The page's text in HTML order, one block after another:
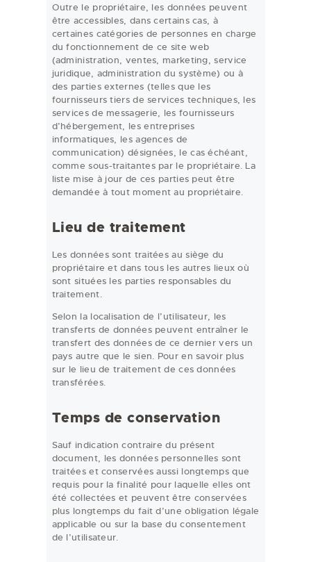
Outre le propriétaire, les données peuvent
être accessibles, dans certains cas, à
certaines catégories de personnes en charge
du fonctionnement de ce site web
(administration, ventes, marketing, service
juridique, administration du système) ou à
des parties externes (telles que les
fournisseurs tiers de services techniques, les
services de messagerie, les fournisseurs
d’hébergement, les entreprises
informatiques, les agences de
communication) désignées, le cas échéant,
comme sous-traitantes par le propriétaire. La
liste mise à jour de ces parties peut être
demandée à tout moment au propriétaire.
Lieu de traitement
Les données sont traitées au siège du
propriétaire et dans tous les autres lieux où
sont situées les parties responsables du
traitement.
Selon la localisation de l’utilisateur, les
transferts de données peuvent entraîner le
transfert des données de ce dernier vers un
pays autre que le sien. Pour en savoir plus
sur le lieu de traitement de ces données
transférées.
Temps de conservation
Sauf indication contraire du présent
document, les données personnelles sont
traitées et conservées aussi longtemps que
requis pour la finalité pour laquelle elles ont
été collectées et peuvent être conservées
plus longtemps du fait d’une obligation légale
applicable ou sur la base du consentement
de l’utilisateur.